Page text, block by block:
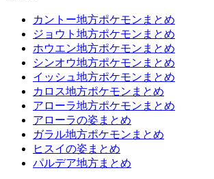
カントー地方ポケモンまとめ
ジョウト地方ポケモンまとめ
ホウエン地方ポケモンまとめ
シンオウ地方ポケモンまとめ
イッシュ地方ポケモンまとめ
カロス地方ポケモンまとめ
アローラ地方ポケモンまとめ
アローラの姿まとめ
ガラル地方ポケモンまとめ
ヒスイの姿まとめ
パルデア地方まとめ